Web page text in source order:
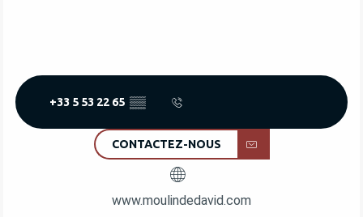
+33 5 53 22 65 ▒▒
CONTACTEZ-NOUS
www.moulindedavid.com